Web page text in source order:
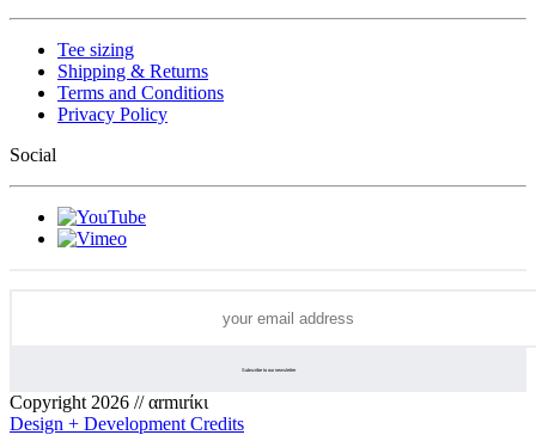
Tee sizing
Shipping & Returns
Terms and Conditions
Privacy Policy
Social
Copyright 2026 // αrmιrίκι
Design + Development Credits